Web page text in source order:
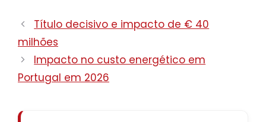
Título decisivo e impacto de € 40
milhões
Impacto no custo energético em
Portugal em 2026